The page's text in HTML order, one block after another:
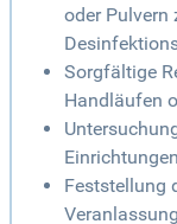
oder Pulvern
Sorgfältige
Handläufen
Feststellung